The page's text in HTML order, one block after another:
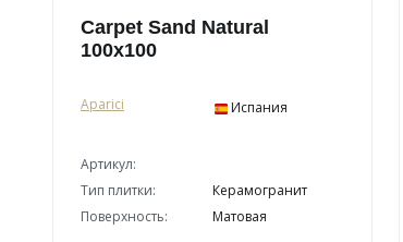
Carpet Sand Natural
100x100
Aparici Испания
Артикул:
Тип плитки:
Керамогранит
Поверхность:
Матовая